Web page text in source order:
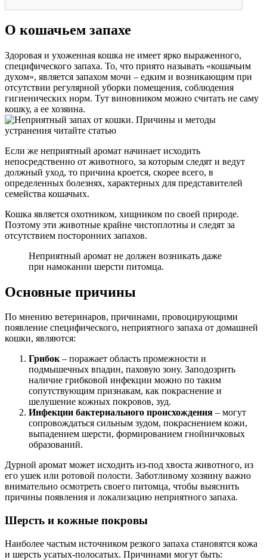
О кошачьем запахе
Здоровая и ухоженная кошка не имеет ярко выраженного,
специфического запаха. То, что приято называть «кошачьим
духом», является запахом мочи – едким и возникающим при
отсутствии регулярной уборки помещения, соблюдения
гигиенических норм. Тут виновником можно считать не саму
кошку, а ее хозяина.
Если же неприятный аромат начинает исходить
непосредственно от животного, за которым следят и ведут
должный уход, то причина кроется, скорее всего, в
определенных болезнях, характерных для представителей
семейства кошачьих.
Кошка является охотником, хищником по своей природе.
Поэтому эти животные крайне чистоплотны и следят за
отсутствием посторонних запахов.
Неприятный аромат не должен возникать даже
при намокании шерсти питомца.
Основные причины
По мнению ветеринаров, причинами, провоцирующими
появление специфического, неприятного запаха от домашней
кошки, являются:
Грибок– поражает область промежности и
подмышечных впадин, паховую зону. Заподозрить
наличие грибковой инфекции можно по таким
сопутствующим признакам, как покраснение и
шелушение кожных покровов, зуд.
Инфекции бактериального происхождения – могут
сопровождаться сильным зудом, покраснением кожи,
выпадением шерсти, формированием гнойничковых
образований.
Дурной аромат может исходить из-под хвоста животного, из
его ушек или ротовой полости. Заботливому хозяину важно
внимательно осмотреть своего питомца, чтобы выяснить
причины появления и локализацию неприятного запаха.
Шерсть и кожные покровы
Наиболее частым источником резкого запаха становятся кожа
и шерсть усатых-полосатых. Причинами могут быть: